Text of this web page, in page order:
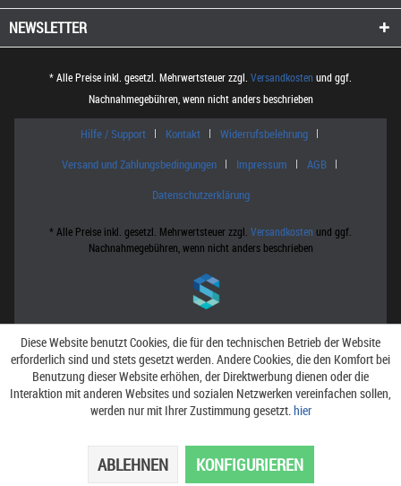
NEWSLETTER
* Alle Preise inkl. gesetzl. Mehrwertsteuer zzgl. Versandkosten und ggf.
Nachnahmegebühren, wenn nicht anders beschrieben
Hilfe / Support Kontakt
Widerrufsbelehrung
Versand und Zahlungsbedingungen
Impressum
AGB
Datenschutzerklärung
* Alle Preise inkl. gesetzl. Mehrwertsteuer zzgl. Versandkosten und ggf.
Nachnahmegebühren, wenn nicht anders beschrieben
Diese Website benutzt Cookies, die für den technischen Betrieb der Website
erforderlich sind und stets gesetzt werden. Andere Cookies, die den Komfort bei
Benutzung dieser Website erhöhen, der Direktwerbung dienen oder die
Interaktion mit anderen Websites und sozialen Netzwerken vereinfachen sollen,
werden nur mit Ihrer Zustimmung gesetzt.hier
ABLEHNEN KONFIGURIEREN